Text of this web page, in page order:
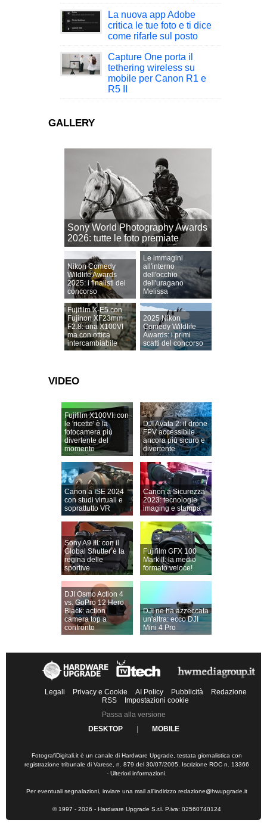
La nuova app Adobe
critica le tue foto e ti dice
come rifarle sul posto
Capture One porta il
tethering wireless su
mobile per Canon R1 e
R5 II
GALLERY
Sony World Photography Awards
2026: tutte le foto premiate
Nikon Comedy
Wildlife Awards
2025: i finalisti del
concorso
Le immagini
all'interno
dell'occhio
dell'uragano
Melissa
Fujifilm X-E5 con
Fujinon XF23mm
F2.8: una X100VI
ma con ottica
intercambiabile
2025 Nikon
Comedy Wildlife
Awards: i primi
scatti del concorso
VIDEO
Fujifilm X100VI: con
le 'ricette' è la
fotocamera più
divertente del
momento
DJI Avata 2: il drone
FPV accessibile
ancora più sicuro e
divertente
Canon a ISE 2024
con studi virtuali e
soprattutto VR
Canon a Sicurezza
2023: tecnologie
imaging e stampa
Sony A9 III: con il
Global Shutter è la
regina delle
sportive
Fujifilm GFX 100
Mark II: la medio
formato veloce!
DJI Osmo Action 4
vs. GoPro 12 Hero
Black: action
camera top a
confronto
DJI ne ha azzeccata
un'altra: ecco DJI
Mini 4 Pro
Legali Privacy e Cookie AI Policy Pubblicità
Redazione
RSS
Impostazioni cookie
Passa alla versione
DESKTOP
MOBILE
FotografiDigitali.it è un canale di Hardware Upgrade, testata giornalistica con
registrazione tribunale di Varese, n. 879 del 30/07/2005. Iscrizione ROC n. 13366
- Ulteriori informazioni.
Per eventuali segnalazioni, inviare una mail all'indirizzo redazione@hwupgrade.it
© 1997 - 2026 - Hardware Upgrade S.r.l. P.iva: 02560740124